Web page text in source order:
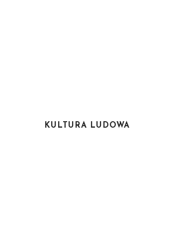
KULTURA LUDOWA